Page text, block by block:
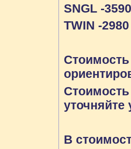
SNGL -3590
TWIN -2980
В